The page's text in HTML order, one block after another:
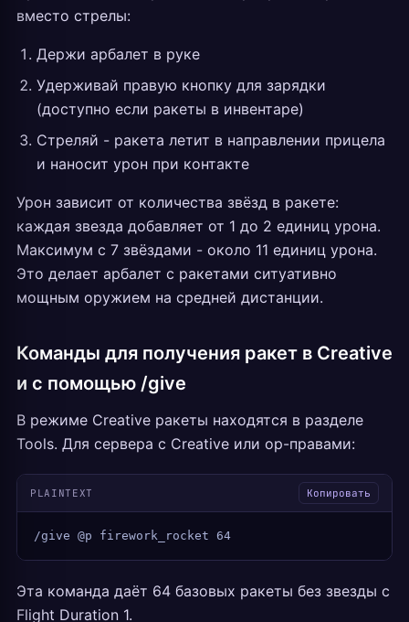
вместо стрелы:
Держи арбалет в руке
Удерживай правую кнопку для зарядки
(доступно если ракеты в инвентаре)
Стреляй - ракета летит в направлении прицела
и наносит урон при контакте
Урон зависит от количества звёзд в ракете:
каждая звезда добавляет от 1 до 2 единиц урона.
Максимум с 7 звёздами - около 11 единиц урона.
Это делает арбалет с ракетами ситуативно
мощным оружием на средней дистанции.
Команды для получения ракет в Creative
и с помощью /give
В режиме Creative ракеты находятся в разделе
Tools. Для сервера с Creative или op-правами:
PLAINTEXT Копировать
/give @p firework_rocket 64
Эта команда даёт 64 базовых ракеты без звезды с
Flight Duration 1.